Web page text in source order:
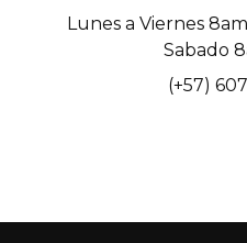
Lunes a Viernes
Sabado
(+57)